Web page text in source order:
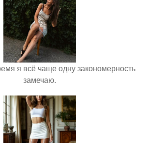
я всё чаще одну закономерность
замечаю.